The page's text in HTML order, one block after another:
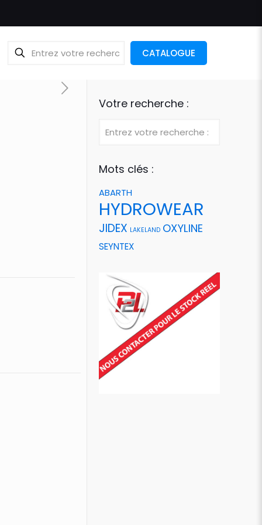
CATALOGUE
Votre recherche :
Mots clés :
ABARTH
HYDROWEAR
JIDEX LAKELAND OXYLINE
SEYNTEX